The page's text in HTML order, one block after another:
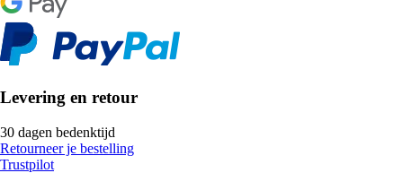
Levering en retour
30 dagen bedenktijd
Retourneer je bestelling
Trustpilot